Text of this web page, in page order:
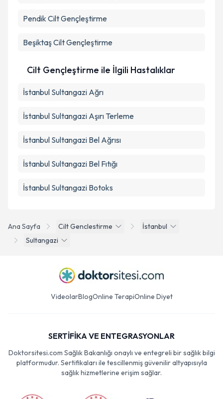
Ana Sayfa Cilt Genclestirme
İstanbul
Sultangazi
Pendik Cilt Gençleştirme
BeşiktaşCilt Gençleştirme
Cilt Gençleştirme ile İlgili Hastalıklar
İstanbul Sultangazi Ağrı
İstanbul Sultangazi Aşırı Terleme
İstanbul Sultangazi Bel Ağrısı
İstanbul Sultangazi Bel Fıtığı
İstanbul Sultangazi Botoks
VideolarBlogOnline TerapiOnline Diyet
SERTİFİKA VE ENTEGRASYONLAR
Doktorsitesi.com Sağlık Bakanlığı onaylı ve entegreli bir sağlık bilgi
platformudur. Sertifikaları ile tescillenmiş güvenilir altyapısıyla
sağlık hizmetlerine erişim sağlar.